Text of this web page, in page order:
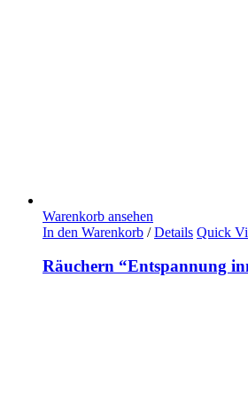
Warenkorb ansehen
In den Warenkorb / Details Quick
Räuchern “Entspannung